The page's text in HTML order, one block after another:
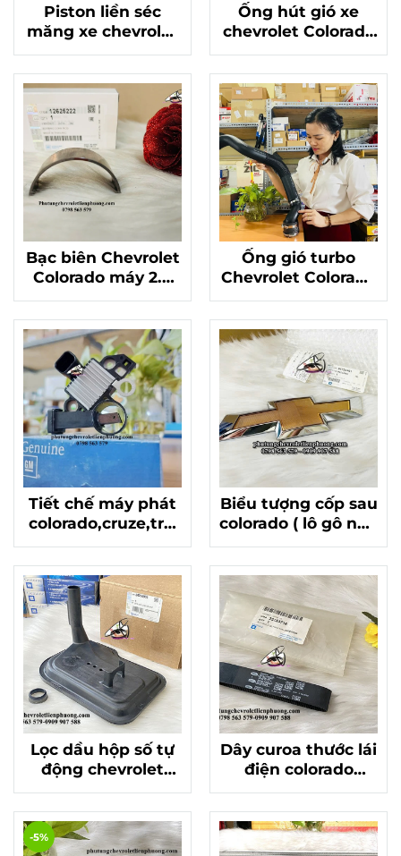
Piston liền séc
măng xe chevrolet
colorado máy 2.8
chính hãng mã
24585028
Ống hút gió xe
chevrolet Colorado
hàng chuẩn xịn Mã
52086620
Bạc biên Chevrolet
Colorado máy 2.8
hàng chuẩn xịn Mã
12625222
Ống gió turbo
Chevrolet Colorado
GM 84652020
Tiết chế máy phát
colorado,cruze,trai
blazer chính hãng
GM Mã 13582947
Biểu tượng cốp sau
colorado ( lô gô nắp
thùng sau) chính
hãng gm mã
94724961
Lọc dầu hộp số tự
động chevrolet
colorado, traiblazer
chính hãng gm
thái
Dây curoa thước lái
điện colorado
traiblazer chính
hãng chất lượng
mã 23453716
-5%